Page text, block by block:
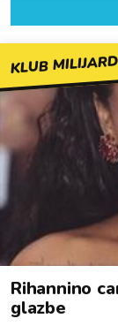
KLUB
Rihannino
glazbe